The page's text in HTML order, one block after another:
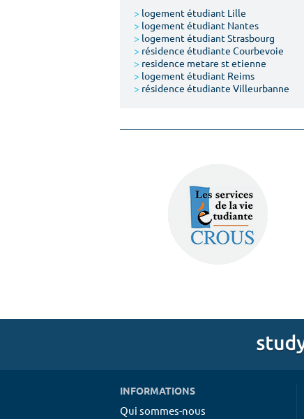
> logement étudiant Lille
> logement étudiant Nantes
> logement étudiant Strasbourg
> résidence étudiante Courbevoie
> residence metare st etienne
> logement étudiant Reims
> résidence étudiante Villeurbanne
INFORMATIONS
Qui sommes-nous